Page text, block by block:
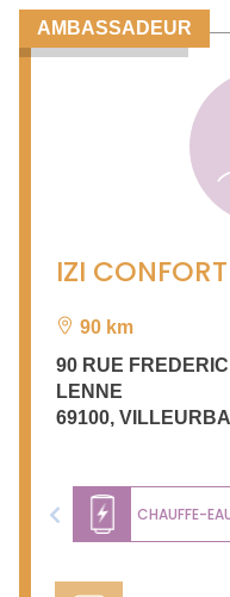
AMBASSADEUR
IZI
90 km
90 RUE
LENNE
69100,
CHAUFFE-
Previous